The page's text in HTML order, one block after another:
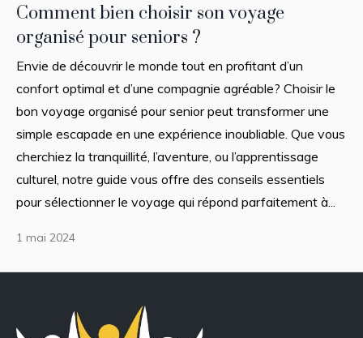
Comment bien choisir son voyage
organisé pour seniors ?
Envie de découvrir le monde tout en profitant d’un
confort optimal et d’une compagnie agréable? Choisir le
bon voyage organisé pour senior peut transformer une
simple escapade en une expérience inoubliable. Que vous
cherchiez la tranquillité, l’aventure, ou l’apprentissage
culturel, notre guide vous offre des conseils essentiels
pour sélectionner le voyage qui répond parfaitement à...
1 mai 2024